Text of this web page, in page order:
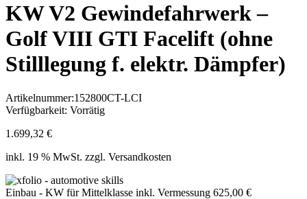
KW V2 Gewindefahrwerk –
Golf VIII GTI Facelift (ohne
Stilllegung f. elektr. Dämpfer)
Artikelnummer:152800CT-LCI
Verfügbarkeit: Vorrätig
1.699,32 €
inkl. 19 % MwSt. zzgl. Versandkosten
Einbau - KW für Mittelklasse inkl. Vermessung 625,00 €